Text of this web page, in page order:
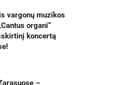
vargonų muzikos
organi“
koncertą
–